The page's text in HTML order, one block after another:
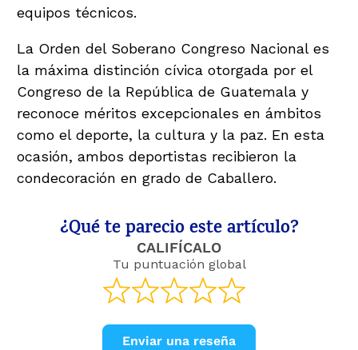
equipos técnicos.
La Orden del Soberano Congreso Nacional es
la máxima distinción cívica otorgada por el
Congreso de la República de Guatemala y
reconoce méritos excepcionales en ámbitos
como el deporte, la cultura y la paz. En esta
ocasión, ambos deportistas recibieron la
condecoración en grado de Caballero.
¿Qué te parecio este artículo?
CALIFÍCALO
Tu puntuación global
Enviar una reseña